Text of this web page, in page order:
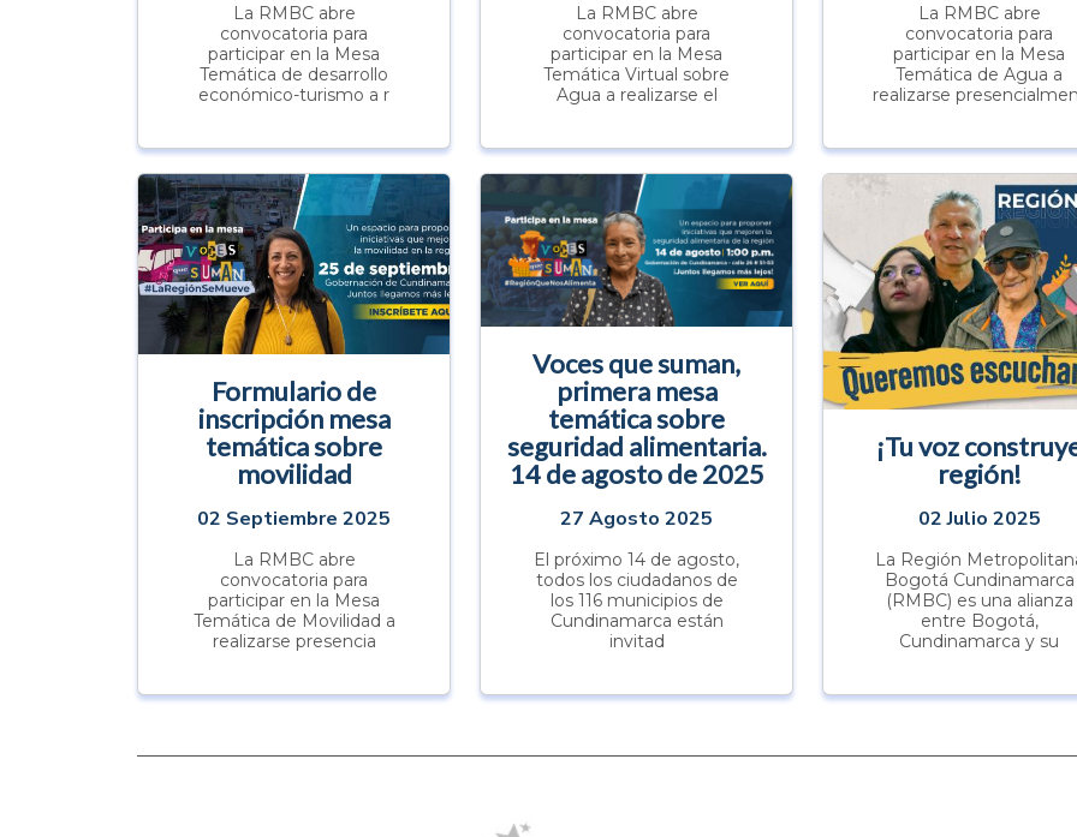
La RMBC abre
convocatoria para
participar en la Mesa
Temática de desarrollo
económico-turismo a r
La RMBC abre
convocatoria para
participar en la Mesa
Temática Virtual sobre
Agua a realizarse el
La RMBC abre
convocatoria para
participar en la Mesa
Temática de Agua a
realizarse
Formulario de
inscripción mesa
temática sobre
movilidad
02 Septiembre 2025
La RMBC abre
convocatoria para
participar en la Mesa
Temática de Movilidad a
realizarse presencia
Voces que suman,
primera mesa
temática sobre
seguridad alimentaria.
14 de agosto de 2025
27 Agosto 2025
El próximo 14 de agosto,
todos los ciudadanos de
los 116 municipios de
Cundinamarca están
invitad
¡Tu voz
región!
02 Julio 2025
La Región
Bogotá Cundinamarca
(RMBC) es una alianza
entre Bogotá,
Cundinamarca y su